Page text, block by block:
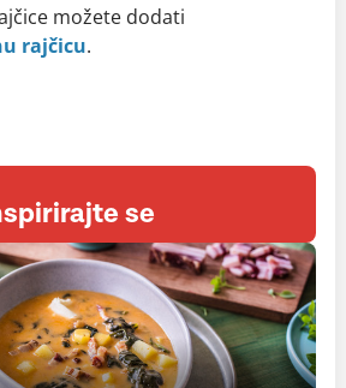
možete dodati
rajčicu.
se